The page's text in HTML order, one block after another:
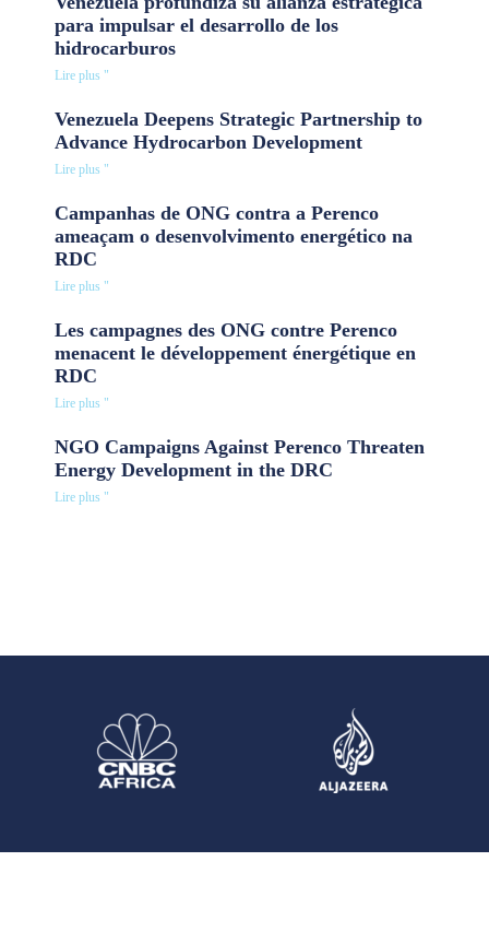
para impulsar el desarrollo de los
hidrocarburos
Lire plus "
Venezuela Deepens Strategic Partnership to
Advance Hydrocarbon Development
Lire plus "
Campanhas de ONG contra a Perenco
ameaçam o desenvolvimento energético na
RDC
Lire plus "
Les campagnes des ONG contre Perenco
menacent le développement énergétique en
RDC
Lire plus "
NGO Campaigns Against Perenco Threaten
Energy Development in the DRC
Lire plus "